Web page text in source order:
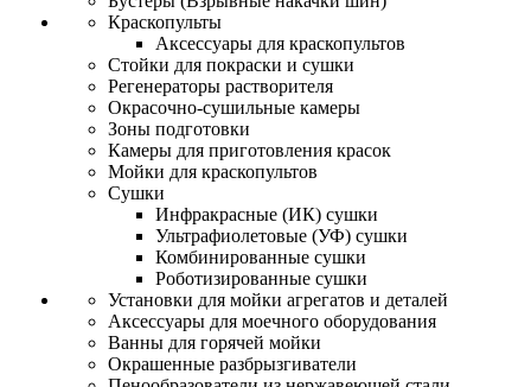
Краскопульты
Аксессуары для краскопультов
Стойки для покраски и сушки
Регенераторы растворителя
Окрасочно-сушильные камеры
Зоны подготовки
Камеры для приготовления красок
Мойки для краскопультов
Сушки
Инфракрасные (ИК) сушки
Ультрафиолетовые (УФ) сушки
Комбинированные сушки
Роботизированные сушки
Установки для мойки агрегатов и деталей
Аксессуары для моечного оборудования
Ванны для горячей мойки
Окрашенные разбрызгиватели